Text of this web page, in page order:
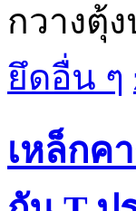
กวางตุ้
ยึดอื่น ๆ
เหล็กค